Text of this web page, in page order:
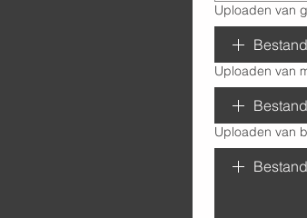
Uploaden van
Uploaden van
Uploaden van